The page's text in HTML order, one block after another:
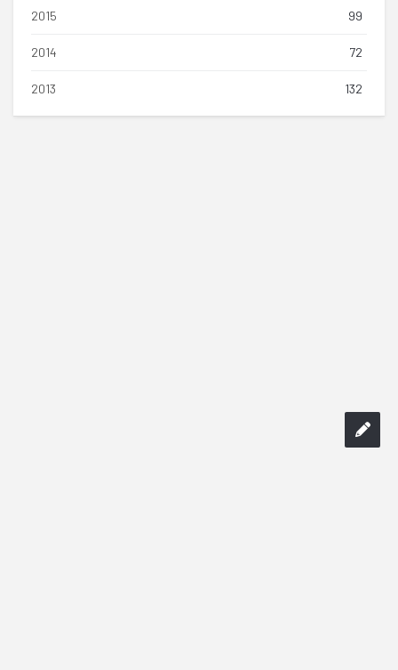
2015 99
2014 72
2013 132